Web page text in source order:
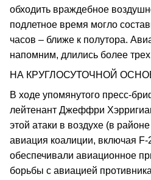
обходить враждебное
подлетное время могло
часов – ближе к полутора.
напомним, длились более
НА КРУГЛОСУТОЧНОЙ
В ходе упомянутого пресс-
лейтенант Джеффри
этой атаки в воздухе (в
авиация коалиции, включая F-
обеспечивали авиационное
борьбы с авиацией